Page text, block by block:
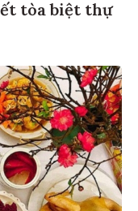
tòa biệt thự